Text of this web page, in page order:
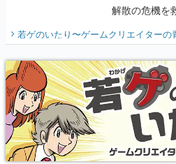
り】
X
Discord